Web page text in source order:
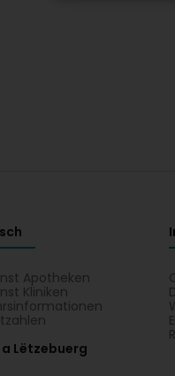
Apotheken
Kliniken
Lëtzebuerg